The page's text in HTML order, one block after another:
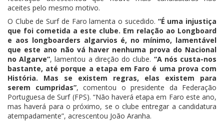
aceites pelo mesmo motivo.
O Clube de Surf de Faro lamenta o sucedido. “É uma injustiça
que foi cometida a este clube. Em relação ao Longboard
e aos longboarders algarvios é, no mínimo, lamentável
que este ano não vá haver nenhuma prova do Nacional
no Algarve”, lamentou a direção do clube. “A nós custa-nos
bastante, até porque a etapa em Faro é uma prova com
História. Mas se existem regras, elas existem para
serem cumpridas”, comentou o presidente da Federação
Portuguesa de Surf (FPS). “Não haverá etapa em Faro este ano,
mas haverá para o próximo, se o clube entregar a candidatura
atempadamente”, acrescentou João Aranha.